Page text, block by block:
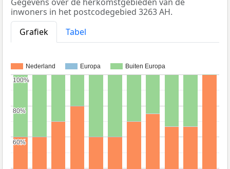
inwoners in het postcodegebied 3263 AH.
Grafiek
Tabel
Nederland Europa Buiten Europa
60%
60%
80%
80%
100%
100%